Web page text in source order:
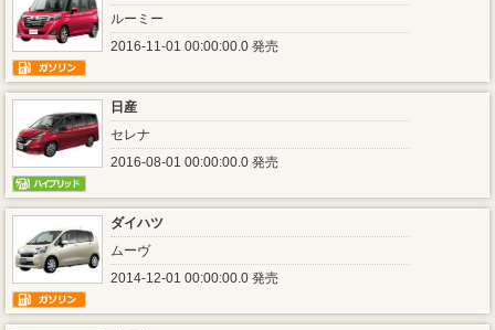
ルーミー
2016-11-01 00:00:00.0 発売
日産
セレナ
2016-08-01 00:00:00.0 発売
ダイハツ
ムーヴ
2014-12-01 00:00:00.0 発売